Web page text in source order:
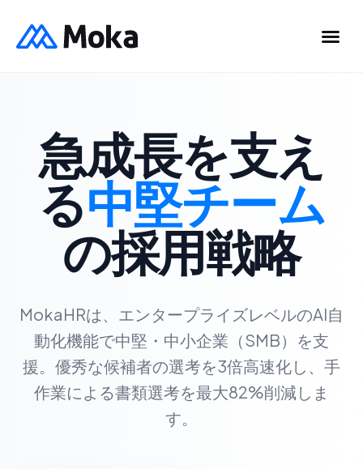
急成長を支え
る中堅チーム
の採用戦略
MokaHRは、エンタープライズレベルのAI自
動化機能で中堅・中小企業（SMB）を支
援。優秀な候補者の選考を3倍高速化し、手
作業による書類選考を最大82%削減しま
す。